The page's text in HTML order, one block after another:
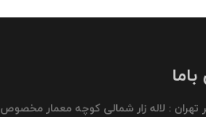
تهران : لاله زار شمالی کوچه معمار مخصوص